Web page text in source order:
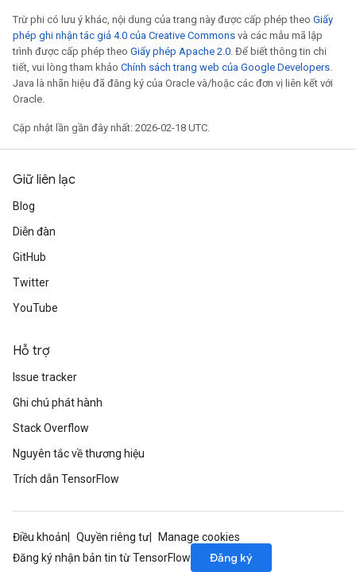
Trừ phi có lưu ý khác, nội dung của trang này được cấp phép theo Giấy
phép ghi nhận tác giả 4.0 của Creative Commons và các mẫu mã lập
trình được cấp phép theo Giấy phép Apache 2.0. Để biết thông tin chi
tiết, vui lòng tham khảo Chính sách trang web của Google Developers.
Java là nhãn hiệu đã đăng ký của Oracle và/hoặc các đơn vị liên kết với
Oracle.
Cập nhật lần gần đây nhất: 2026-02-18 UTC.
Giữ liên lạc
Blog
Diễn đàn
GitHub
Twitter
YouTube
Hỗ trợ
Issue tracker
Ghi chú phát hành
Stack Overflow
Nguyên tắc về thương hiệu
Trích dẫn TensorFlow
Điều khoản Quyền riêng tư
Manage cookies
Đăng ký nhận bản tin từ TensorFlow
Đăng ký